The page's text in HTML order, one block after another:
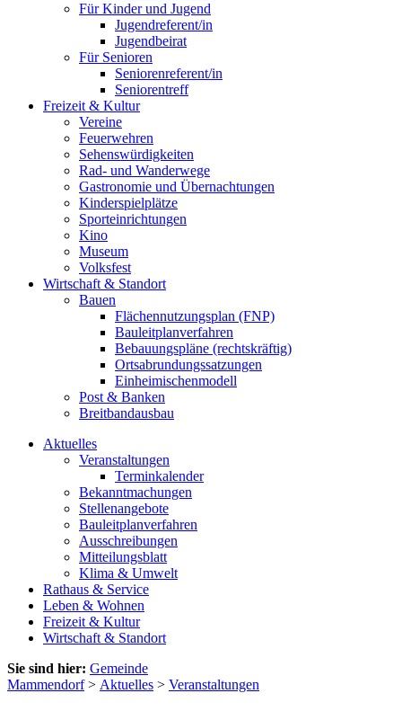
Für Kinder und Jugend
Jugendreferent/in
Jugendbeirat
Für Senioren
Seniorenreferent/in
Seniorentreff
Freizeit & Kultur
Vereine
Feuerwehren
Sehenswürdigkeiten
Rad- und Wanderwege
Gastronomie und Übernachtungen
Kinderspielplätze
Sporteinrichtungen
Kino
Museum
Volksfest
Wirtschaft & Standort
Bauen
Flächennutzungsplan (FNP)
Bauleitplanverfahren
Bebauungspläne (rechtskräftig)
Ortsabrundungssatzungen
Einheimischenmodell
Post & Banken
Breitbandausbau
Aktuelles
Veranstaltungen
Terminkalender
Bekanntmachungen
Stellenangebote
Bauleitplanverfahren
Ausschreibungen
Mitteilungsblatt
Klima & Umwelt
Rathaus & Service
Leben & Wohnen
Freizeit & Kultur
Wirtschaft & Standort
Sie sind hier: Gemeinde
Mammendorf> Aktuelles > Veranstaltungen